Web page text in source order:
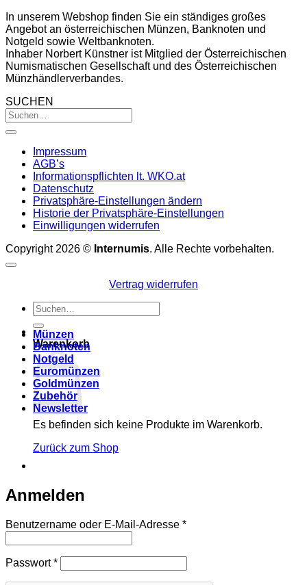
Warenkorb
Es befinden sich keine Produkte im Warenkorb.
Zurück zum Shop
In unserem Webshop finden Sie ein ständiges großes
Angebot an österreichischen Münzen, Banknoten und
Notgeld sowie Weltbanknoten.
Inhaber Norbert Künstner ist Mitglied der Österreichischen
Numismatischen Gesellschaft und des Österreichischen
Münzhändlerverbandes.
SUCHEN
Impressum
AGB’s
Informationspflichten lt. WKO.at
Datenschutz
Privatsphäre-Einstellungen ändern
Historie der Privatsphäre-Einstellungen
Einwilligungen widerrufen
Copyright 2026 © Internumis. Alle Rechte vorbehalten.
Vertrag widerrufen
Suchen
nach:
Münzen
Banknoten
Notgeld
Euromünzen
Goldmünzen
Zubehör
Newsletter
Anmelden
Benutzername oder E-Mail-Adresse *Erforderlich
Passwort*Erforderlich